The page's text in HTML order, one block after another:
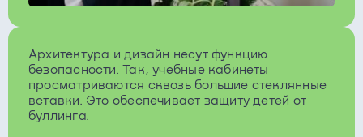
Архитектура и дизайн несут функцию
безопасности. Так, учебные кабинеты
просматриваются сквозь большие стеклянные
вставки. Это обеспечивает защиту детей от
буллинга.